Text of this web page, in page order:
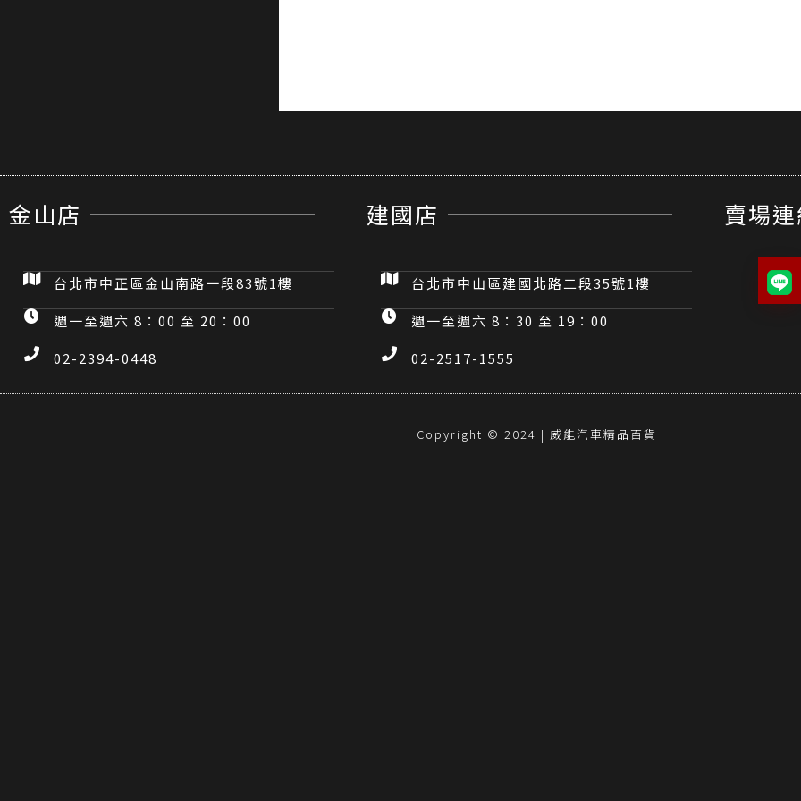
金山店
台北市中正區金山南路一段83號1樓
週一至週六 8：00 至 20：00
02-2394-0448
建國店
台北市中山區建國北路二段35號1樓
週一至週六 8：30 至 19：00
02-2517-1555
賣場
Copyright © 2024 | 威能汽車精品百貨